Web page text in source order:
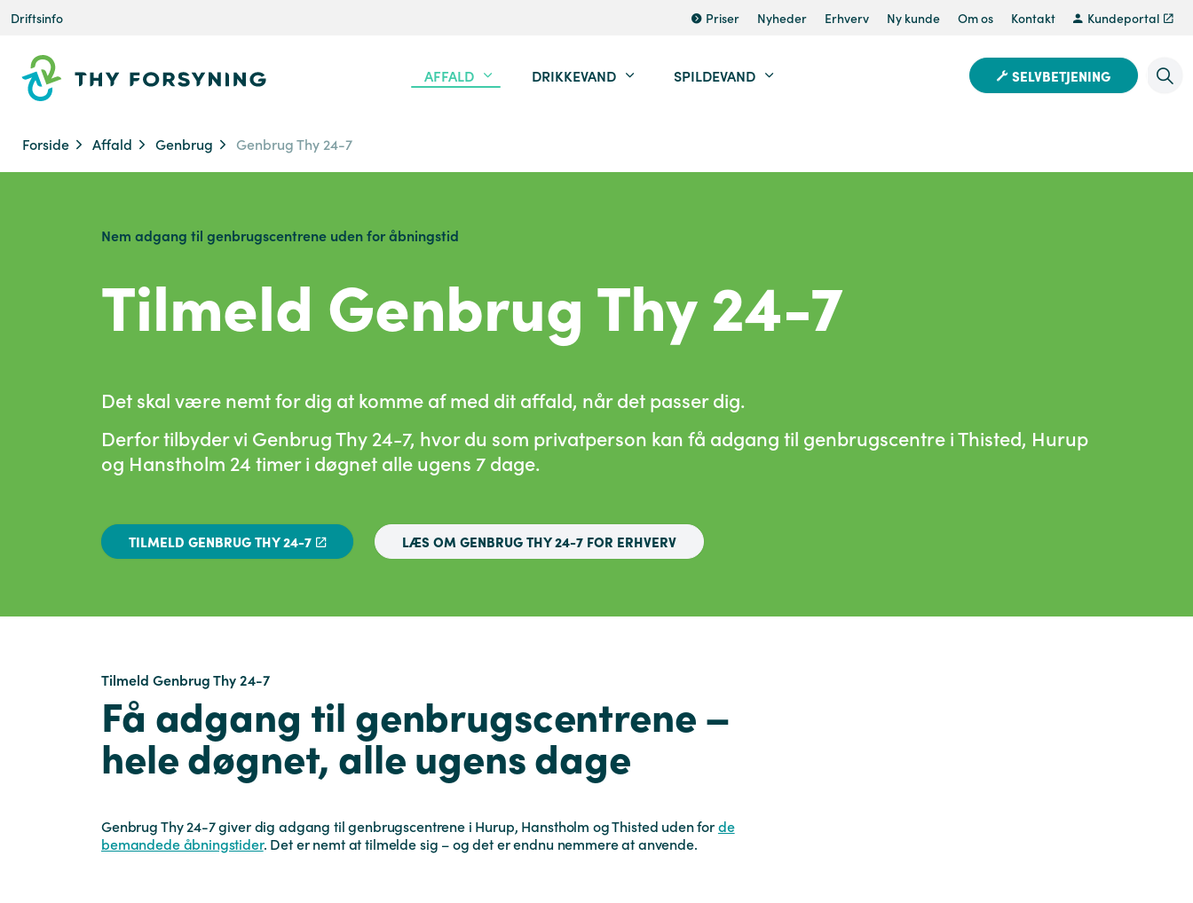
AFFALD DRIKKEVAND SPILDEVAND
Driftsinfo Priser Nyheder Erhverv Ny kunde Om os Kontakt Kundeportal
SELVBETJENING
Forside Affald Genbrug Genbrug Thy 24-7
Nem adgang til genbrugscentrene uden for åbningstid
Tilmeld Genbrug Thy 24-7
Det skal være nemt for dig at komme af med dit affald, når det passer dig.
Derfor tilbyder vi Genbrug Thy 24-7, hvor du som privatperson kan få adgang til genbrugscentre i Thisted, Hurup
og Hanstholm 24 timer i døgnet alle ugens 7 dage.
TILMELD GENBRUG THY 24-7 LÆS OM GENBRUG THY 24-7 FOR ERHVERV
Tilmeld Genbrug Thy 24-7
Få adgang til genbrugscentrene –
hele døgnet, alle ugens dage
Genbrug Thy 24-7 giver dig adgang til genbrugscentrene i Hurup, Hanstholm og Thisted uden forde
bemandede åbningstider. Det er nemt at tilmelde sig – og det er endnu nemmere at anvende.